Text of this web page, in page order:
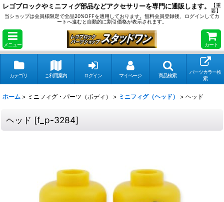
レゴブロックやミニフィグ部品などアクセサリーを専門に通販します。
【重
要】
当ショップは会員様限定で全品20%OFFを適用しております。無料会員登録後、ログインしてカ
ートへ進むと自動的に割引価格が表示されます。
メニュー カート
カテゴリ ご利用案内 ログイン マイページ 商品検索
パーツカラー検
索
ホーム > ミニフィグ・パーツ（ボディ） > ミニフィグ（ヘッド） > ヘッド
ヘッド [f_p-3284]